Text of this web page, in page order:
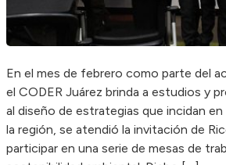
En el mes de febrero como parte del
el CODER Juárez brinda a estudios y
al diseño de estrategias que incidan en
la región, se atendió la invitación de
participar en una serie de mesas de